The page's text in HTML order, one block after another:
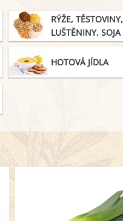
RÝŽE, TĚSTOVINY,
LUŠTĚNINY, SOJA
HOTOVÁ JÍDLA